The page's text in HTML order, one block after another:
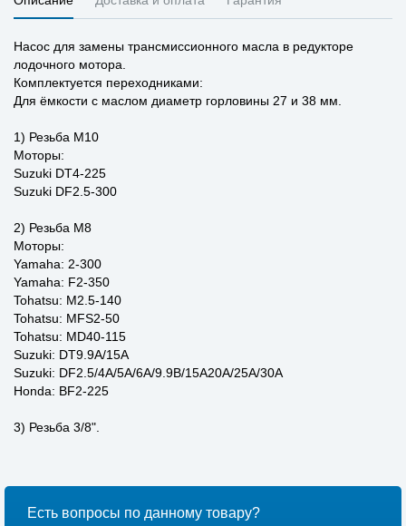
Насос для замены трансмиссионного масла в редукторе
лодочного мотора.
Комплектуется переходниками:
Для ёмкости с маслом диаметр горловины 27 и 38 мм.
1) Резьба М10
Моторы:
Suzuki DT4-225
Suzuki DF2.5-300
2) Резьба М8
Моторы:
Yamaha: 2-300
Yamaha: F2-350
Tohatsu: M2.5-140
Tohatsu: MFS2-50
Tohatsu: MD40-115
Suzuki: DT9.9A/15A
Suzuki: DF2.5/4A/5A/6A/9.9B/15A20A/25A/30A
Honda: BF2-225
3) Резьба 3/8".
Есть вопросы по данному товару?